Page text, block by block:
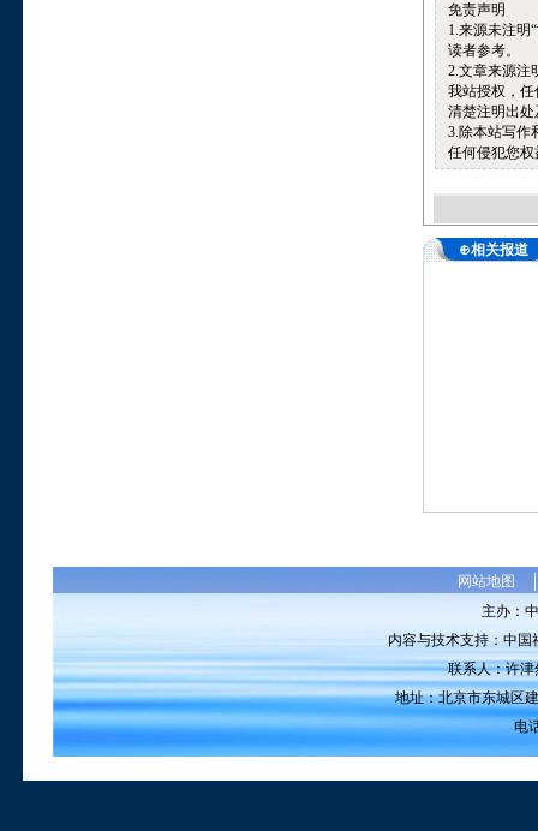
免责声明
1.来源未注明
读者参考。
2.文章来源注
我站授权，
清楚注明出
3.除本站写作
任何侵犯您
⊕相关报道
网站地图
主办：
内容与技术支持：中
联系人：许津
地址：北京市东城区
电